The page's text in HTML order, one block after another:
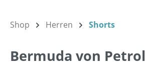
Shop Herren Shorts
Bermuda von Petrol